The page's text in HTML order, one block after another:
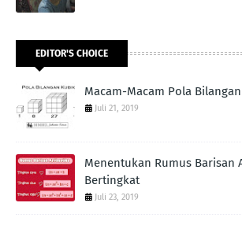
EDITOR'S CHOICE
Macam-Macam Pola Bilangan
Juli 21, 2019
Menentukan Rumus Barisan
Bertingkat
Juli 23, 2019